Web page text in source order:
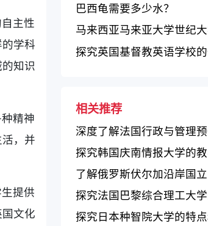
主性
学科
知识
精神
，并
提供
文化
巴西龟需要多少水？
马来西亚马来亚大学世纪大
探究英国基督教英语学校
相关推荐
深度了解法国行政与管理
探究韩国庆南情报大学的
术声誉
了解俄罗斯伏尔加沿岸国
学院（萨马拉）的特点
探究法国巴黎综合理工大
及教学质量
探究日本种智院大学的特